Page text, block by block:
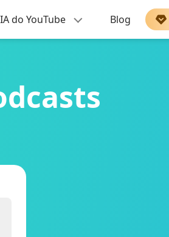
do YouTube Blog